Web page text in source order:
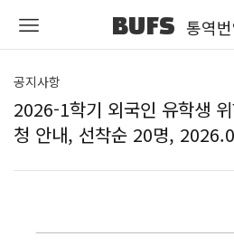
BUFS 통역
공지사항
2026-1학기 외국인 유학생
청 안내, 선착순 20명,